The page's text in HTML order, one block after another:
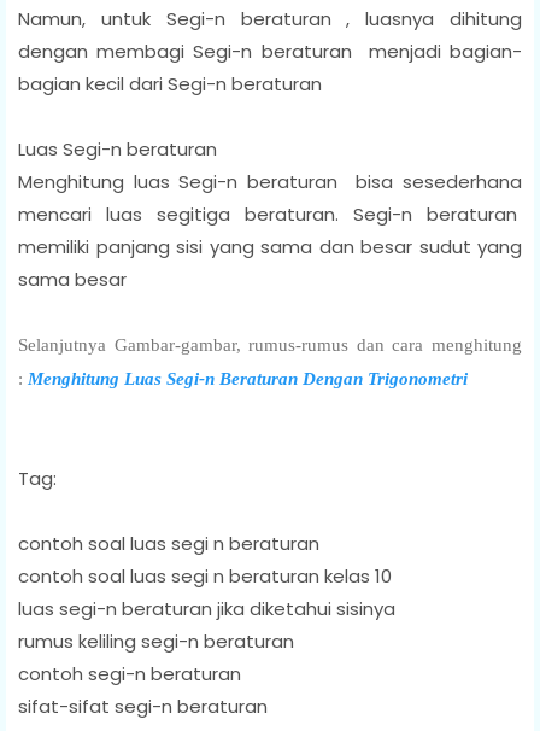
Namun, untuk Segi-n beraturan , luasnya dihitung
dengan membagi Segi-n beraturan menjadi bagian-
bagian kecil dari Segi-n beraturan
Luas Segi-n beraturan
Menghitung luas Segi-n beraturan bisa sesederhana
mencari luas segitiga beraturan. Segi-n beraturan
memiliki panjang sisi yang sama dan besar sudut yang
sama besar
Selanjutnya Gambar-gambar, rumus-rumus dan cara menghitung
: Menghitung Luas Segi-n Beraturan Dengan Trigonometri
Tag:
contoh soal luas segi n beraturan
contoh soal luas segi n beraturan kelas 10
luas segi-n beraturan jika diketahui sisinya
rumus keliling segi-n beraturan
contoh segi-n beraturan
sifat-sifat segi-n beraturan